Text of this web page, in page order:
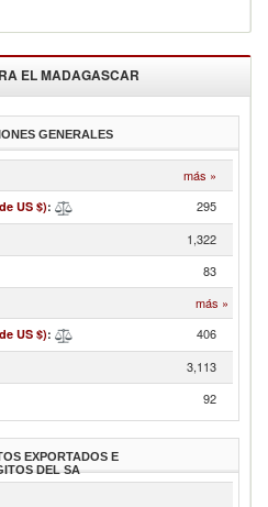
ELMADAGASCAR
GENERALES
más »
US $): 295
1,322
83
más »
US $): 406
3,113
92
EXPORTADOS E
DEL SA